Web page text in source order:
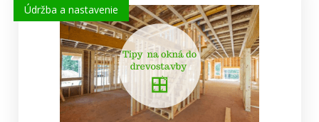
Údržba a nastavenie